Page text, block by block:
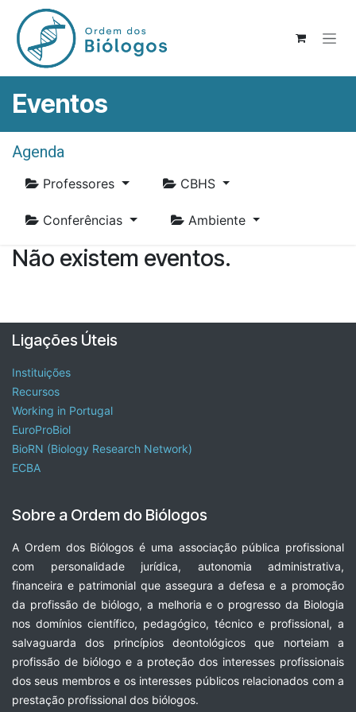
Pular para o conteúdo
Eventos
Agenda
Professores CBHS
Conferências Ambiente
Não existem eventos.
Ligações Úteis
Instituições
Recursos
Working in Portugal
EuroProBiol
BioRN (Biology Research Network)
ECBA
Sobre a Ordem do Biólogos
A Ordem dos Biólogos é uma associação pública profissional
com personalidade jurídica, autonomia administrativa,
financeira e patrimonial que assegura a defesa e a promoção
da profissão de biólogo, a melhoria e o progresso da Biologia
nos domínios científico, pedagógico, técnico e profissional, a
salvaguarda dos princípios deontológicos que norteiam a
profissão de biólogo e a proteção dos interesses profissionais
dos seus membros e os interesses públicos relacionados com a
prestação profissional dos biólogos.